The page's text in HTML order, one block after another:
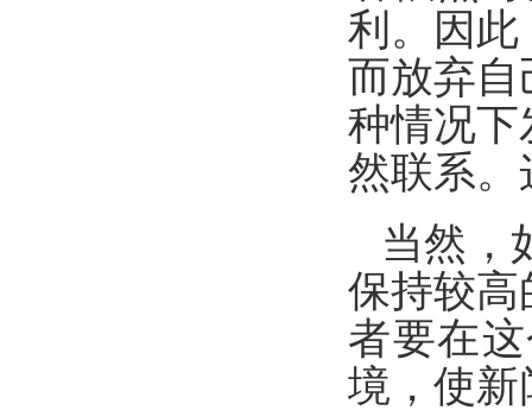
利。因此
而放弃自
种情况下
然联系。
当然，
保持较高
者要在
境，使新